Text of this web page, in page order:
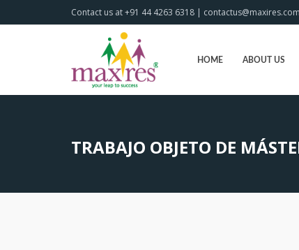
Contact us at +91 44 4263 6318 | contactus@maxires.com
HOME ABOUT US
TRABAJO OBJETO DE